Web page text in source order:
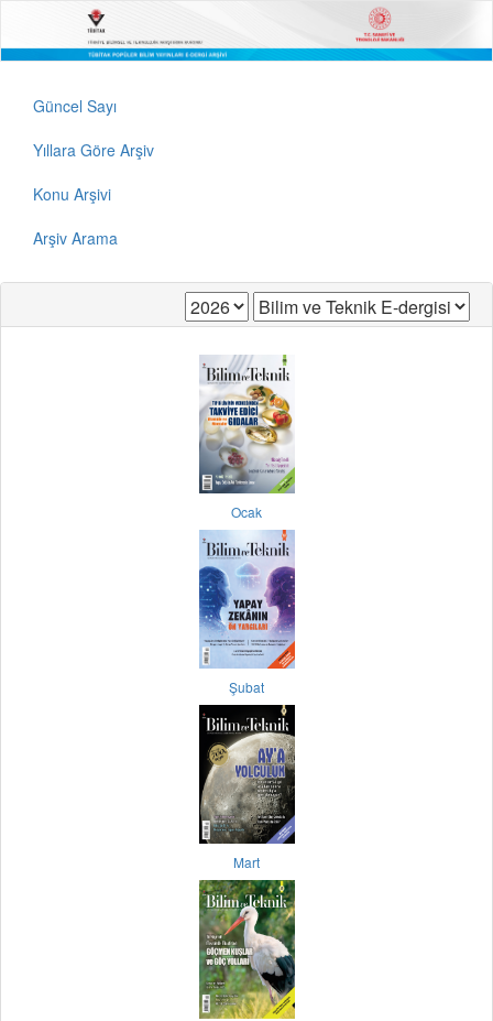
Güncel Sayı
Yıllara Göre Arşiv
Konu Arşivi
Arşiv Arama
Ocak
Şubat
Mart